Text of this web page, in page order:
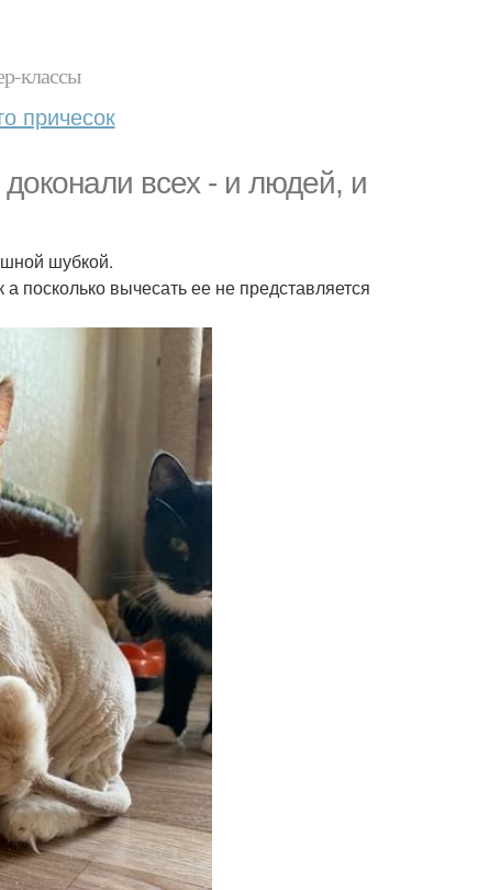
классы
причесок
всех - и людей, и
шубкой.
посколько вычесать ее не представляется